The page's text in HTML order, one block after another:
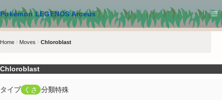
Pokémon LEGENDS Arceus
メインコンテンツへスキップ
Home Moves Chloroblast
Chloroblast
タイプ くさ 分類特殊